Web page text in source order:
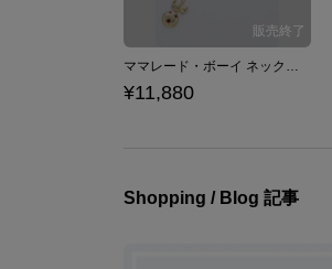
ママレード・ボーイ ネックレス
¥11,880
Shopping / Blog 記事